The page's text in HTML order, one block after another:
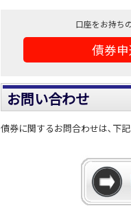
口座をお持ち
債券
お問い合わせ
債券に関するお問合わせは､下